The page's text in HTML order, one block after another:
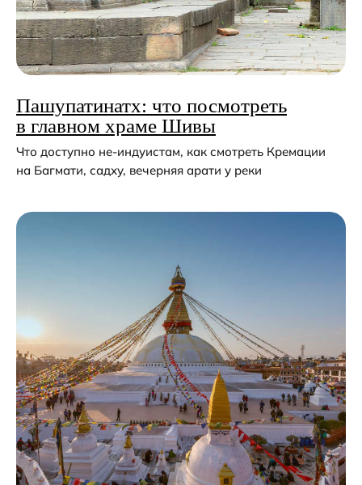
Пашупатинатх: что посмотреть
в главном храме Шивы
Что доступно не-индуистам, как смотреть Кремации
на Багмати, садху, вечерняя арати у реки